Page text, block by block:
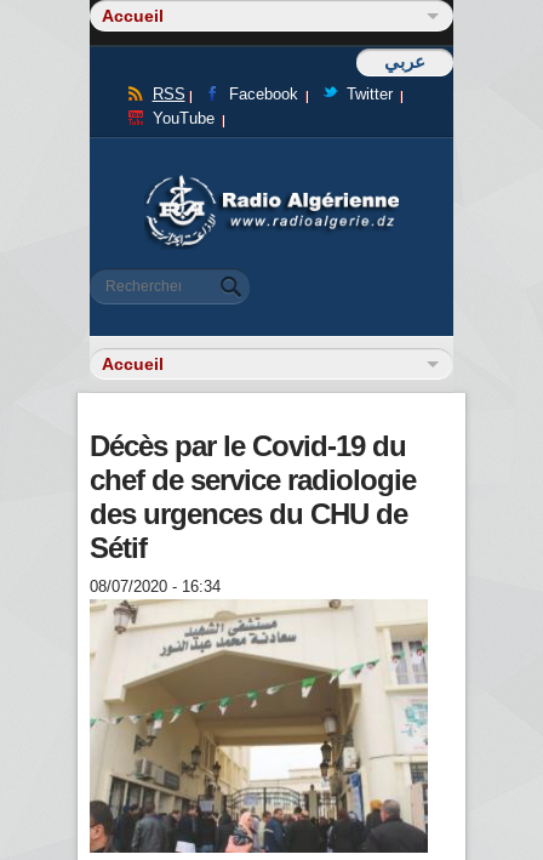
عربي
RSS Facebook
Twitter
YouTube
Formulaire de recherche
Rechercher
Décès par le Covid-19 du
chef de service radiologie
des urgences du CHU de
Sétif
08/07/2020 - 16:34